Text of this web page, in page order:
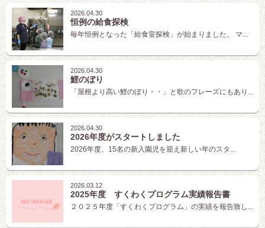
2026.04.30
恒例の給食探検
毎年恒例となった「給食室探検」が始まりました。 マ...
2026.04.30
鯉のぼり
「屋根より高い鯉のぼり・・」と歌のフレーズにもあり...
2026.04.30
2026年度がスタートしました
2026年度、15名の新入園児を迎え新しい年のスタ...
2026.03.12
2025年度 すくわくプログラム実績報告書
２０２５年度「すくわくプログラム」の実績を報告致し...